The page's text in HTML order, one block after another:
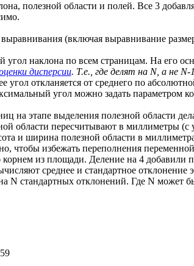
полезной области и полей. Все 3
(включая выравнивание
наклона по всем страницам. На его
дисперсии. Т.е., где делят на N, а не N-
угол откланяется от среднего по
угол можно задать параметром
на этапе выделения полезной области
области пересчитывают в миллиметры (с
и ширина полезной области в
чтобы избежать переполнения
корнем из площади. Деление на 4
среднее и стандартное
N стандартных отклонений. Где N может